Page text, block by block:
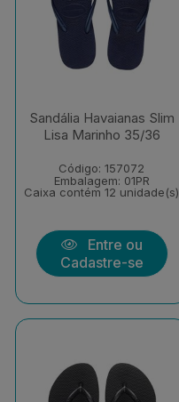
Sandália Havaianas Slim
Lisa Marinho 35/36
Código: 157072
Embalagem: 01PR
Caixa contém 12 unidade(s)
Entre ou
Cadastre-se